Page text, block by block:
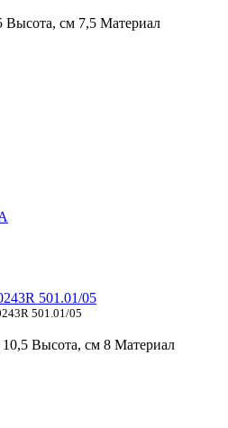
Высота, см 7,5 Материал
501.01/05
501.01/05
10,5 Высота, см 8 Материал